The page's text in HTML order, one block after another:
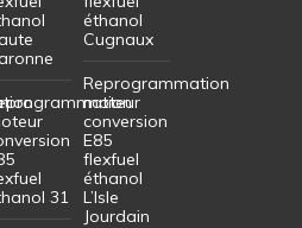
31
éthanol
Cugnaux
Reprogrammation
moteur
conversion
E85
flexfuel
éthanol
L’Isle
Jourdain